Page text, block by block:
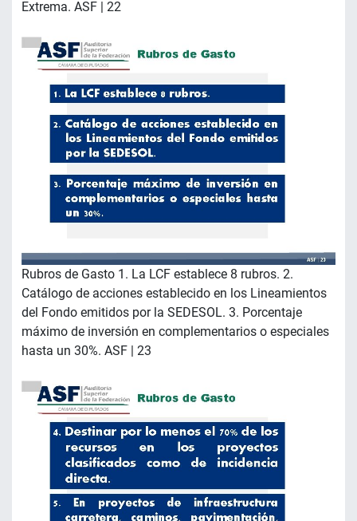
Extrema. ASF | 22
Rubros de Gasto 1. La LCF establece 8 rubros. 2.
Catálogo de acciones establecido en los Lineamientos
del Fondo emitidos por la SEDESOL. 3. Porcentaje
máximo de inversión en complementarios o especiales
hasta un 30%. ASF | 23